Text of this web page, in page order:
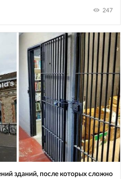
247
зданий, после которых сложно